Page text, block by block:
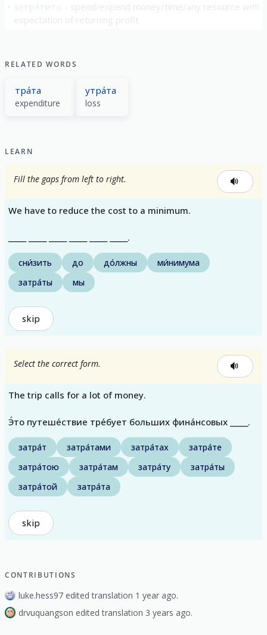
затра́тить
show all
RELATED WORDS
тра́та
expenditure
утра́та
loss
LEARN
Fill the gaps from left to right.
We have to reduce the cost to a minimum.
_____ _____ _____ _____ _____ _____.
сни́зить до до́лжны
ми́нимума
затра́ты
мы
skip
Select the correct form.
The trip calls for a lot of money.
Э́то путеше́ствие тре́бует больших фина́нсовых _____.
затра́т затра́тами затра́тах
затра́те
затра́тою
затра́там затра́ту
затра́ты
затра́той
затра́та
skip
CONTRIBUTIONS
luke.hess97 edited translation 1 year ago.
drvuquangson edited translation 3 years ago.